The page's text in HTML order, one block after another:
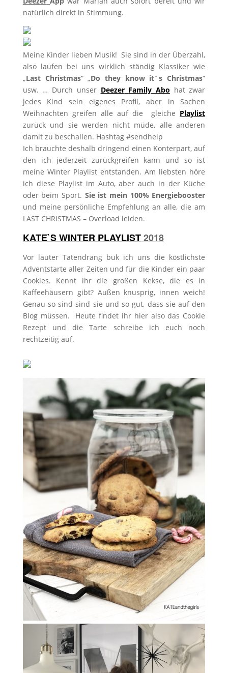
natürlich direkt in Stimmung.
Meine Kinder lieben Musik! Sie sind in der Überzahl,
also laufen bei uns wirklich ständig Klassiker wie
„Last Christmas“ „Do they know it´s Christmas“
usw. … Durch unser Deezer Family Abo hat zwar
jedes Kind sein eigenes Profil, aber in Sachen
Weihnachten greifen alle auf die gleiche Playlist
zurück und sie werden nicht müde, alle anderen
damit zu beschallen. Hashtag #sendhelp
Ich brauchte deshalb dringend einen Konterpart, auf
den ich jederzeit zurückgreifen kann und so ist
meine Winter Playlist entstanden. Am liebsten höre
ich diese Playlist im Auto, aber auch in der Küche
oder beim Sport. Sie ist mein 100% Energiebooster
und meine persönliche Empfehlung an alle, die am
LAST CHRISTMAS – Overload leiden.
KATE`S WINTER PLAYLIST2018
Vor lauter Tatendrang buk ich uns die köstlichste
Adventstarte aller Zeiten und für die Kinder ein paar
Cookies. Kennt ihr die großen Kekse, die es in
Kaffeehäusern gibt? Außen knusprig, innen weich!
Genau so sind sind sie und so gut, dass sie auf den
Blog müssen. Heute findet ihr hier also das Cookie
Rezept und die Tarte schreibe ich euch noch
rechtzeitig auf.